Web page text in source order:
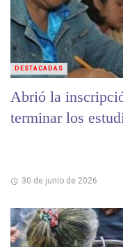
Abrió la
terminar los
30 de junio de 2026
DESTACADAS